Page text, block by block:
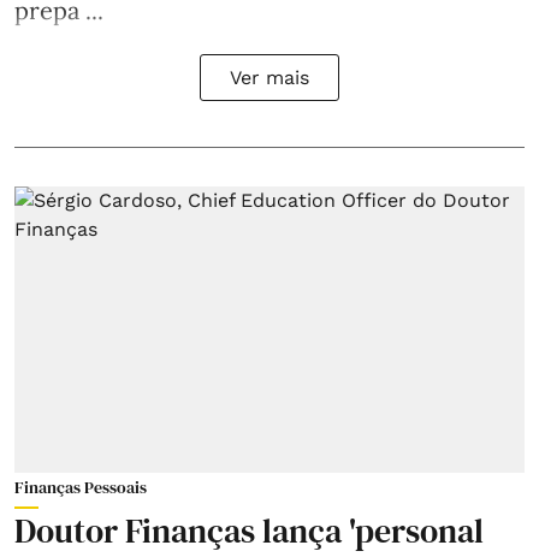
prepa ...
Ver mais
Finanças Pessoais
Doutor Finanças lança 'personal